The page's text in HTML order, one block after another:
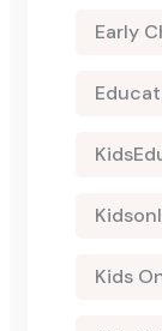
Early
Kids